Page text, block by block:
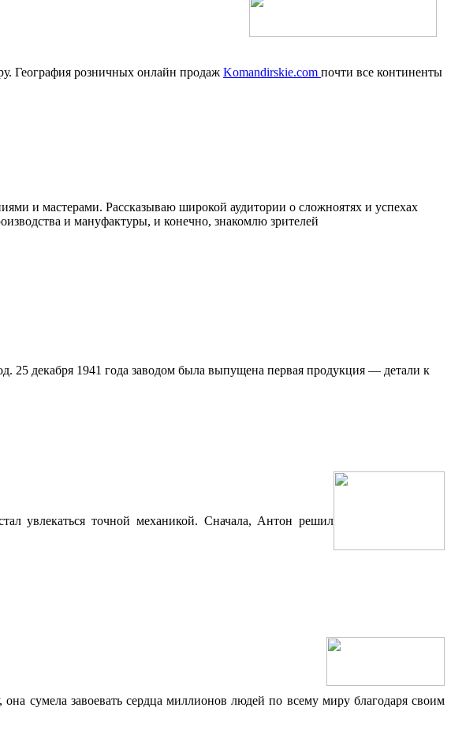
География розничных онлайн продаж Komandirskie.com почти все континенты
и мастерами. Рассказываю широкой аудитории о сложноятях и успехах
и мануфактуры, и конечно, знакомлю зрителей
25 декабря 1941 года заводом была выпущена первая продукция — детали к
увлекаться точной механикой. Сначала, Антон решил
сумела завоевать сердца миллионов людей по всему миру благодаря своим